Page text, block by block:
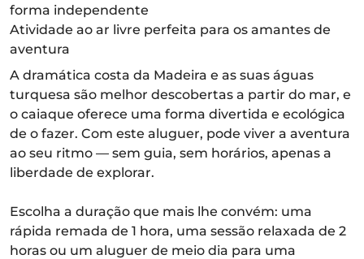
forma independente
Atividade ao ar livre perfeita para os amantes de
aventura
A dramática costa da Madeira e as suas águas
turquesa são melhor descobertas a partir do mar, e
o caiaque oferece uma forma divertida e ecológica
de o fazer. Com este aluguer, pode viver a aventura
ao seu ritmo — sem guia, sem horários, apenas a
liberdade de explorar.
Escolha a duração que mais lhe convém: uma
rápida remada de 1 hora, uma sessão relaxada de 2
horas ou um aluguer de meio dia para uma